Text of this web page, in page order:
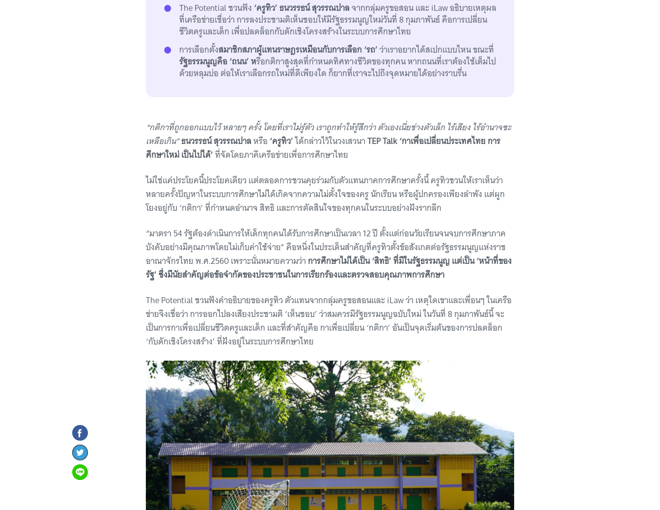
The Potential ชวนฟัง ‘ครูทิว’ ธนวรรธน์ สุวรรณปาลจากกลุ่มครูขอสอน และ iLaw อธิบายเหตุผล
ที่เครือข่ายเชื่อว่า การลงประชามติเห็นชอบให้มีรัฐธรรมนูญใหม่วันที่ 8 กุมภาพันธ์ คือการเปลี่ยน
ชีวิตครูและเด็ก เพื่อปลดล็อกกับดักเชิงโครงสร้างในระบบการศึกษาไทย
การเลือกตั้งสมาชิกสภาผู้แทนราษฎรเหมือนกับการเลือก ‘รถ’ว่าเราอยากได้สเปกแบบไหน ขณะที่
รัฐธรรมนูญคือ ‘ถนน’ หรือกติกาสูงสุดที่กำหนดทิศทางชีวิตของทุกคน หากถนนที่เราต้องใช้เต็มไป
ด้วยหลุมบ่อ ต่อให้เราเลือกรถใหม่ที่ดีเพียงใด ก็ยากที่เราจะไปถึงจุดหมายได้อย่างราบรื่น
“กติกาที่ถูกออกแบบไว้ หลายๆ ครั้ง โดยที่เราไม่รู้ตัว เราถูกทำให้รู้สึกว่า ตัวเองเนี่ยช่างตัวเล็ก ไร้เสียง ไร้อำนาจซะ
เหลือเกิน”ธนวรรธน์ สุวรรณปาลหรือ ‘ครูทิว’ได้กล่าวไว้ในวงเสวนาTEP Talk ‘กาเพื่อเปลี่ยนประเทศไทย การ
ศึกษาใหม่ เป็นไปได้’ที่จัดโดยภาคีเครือข่ายเพื่อการศึกษาไทย
ไม่ใช่แค่ประโยคนี้ประโยคเดียว แต่ตลอดการชวนคุยร่วมกับตัวแทนภาคการศึกษาครั้งนี้ ครูทิวชวนให้เราเห็นว่า
หลายครั้งปัญหาในระบบการศึกษาไม่ได้เกิดจากความไม่ตั้งใจของครู นักเรียน หรือผู้ปกครองเพียงลำพัง แต่ผูก
โยงอยู่กับ ‘กติกา’ ที่กำหนดอำนาจ สิทธิ และการตัดสินใจของทุกคนในระบบอย่างฝังรากลึก
“มาตรา 54 รัฐต้องดําเนินการให้เด็กทุกคนได้รับการศึกษาเป็นเวลา 12 ปี ตั้งแต่ก่อนวัยเรียนจนจบการศึกษาภาค
บังคับอย่างมีคุณภาพโดยไม่เก็บค่าใช้จ่าย” คือหนึ่งในประเด็นสำคัญที่ครูทิวตั้งข้อสังเกตต่อรัฐธรรมนูญแห่งราช
อาณาจักรไทย พ.ศ.2560 เพราะนั่นหมายความว่าการศึกษาไม่ได้เป็น ‘สิทธิ’ ที่มีในรัฐธรรมนูญ แต่เป็น ‘หน้าที่ของ
รัฐ’ ซึ่งมีนัยสำคัญต่อข้อจำกัดของประชาชนในการเรียกร้องและตรวจสอบคุณภาพการศึกษา
The Potential ชวนฟังคำอธิบายของครูทิว ตัวแทนจากกลุ่มครูขอสอนและ iLaw ว่า เหตุใดเขาและเพื่อนๆ ในเครือ
ข่ายจึงเชื่อว่า การออกไปลงเสียงประชามติ ‘เห็นชอบ’ ว่าสมควรมีรัฐธรรมนูญฉบับใหม่ ในวันที่ 8 กุมภาพันธ์นี้ จะ
เป็นการกาเพื่อเปลี่ยนชีวิตครูและเด็ก และที่สำคัญคือ กาเพื่อเปลี่ยน ‘กติกา’ อันเป็นจุดเริ่มต้นของการปลดล็อก
‘กับดักเชิงโครงสร้าง’ ที่ฝังอยู่ในระบบการศึกษาไทย